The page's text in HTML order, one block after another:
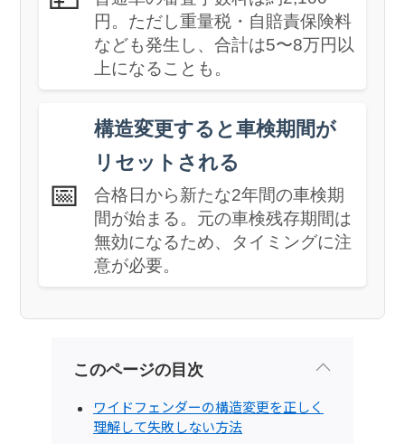
円。ただし重量税・自賠責保険料
なども発生し、合計は5〜8万円以
上になることも。
📅
構造変更すると車検期間が
リセットされる
合格日から新たな2年間の車検期
間が始まる。元の車検残存期間は
無効になるため、タイミングに注
意が必要。
このページの目次
ワイドフェンダーの構造変更を正しく
理解して失敗しない方法